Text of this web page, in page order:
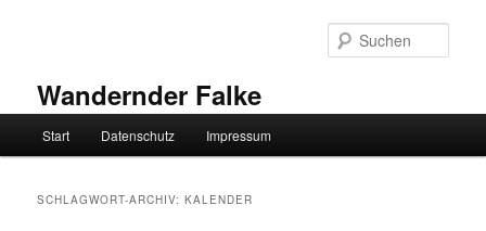
Wandernder Falke
Start Datenschutz Impressum
SCHLAGWORT-ARCHIV:KALENDER